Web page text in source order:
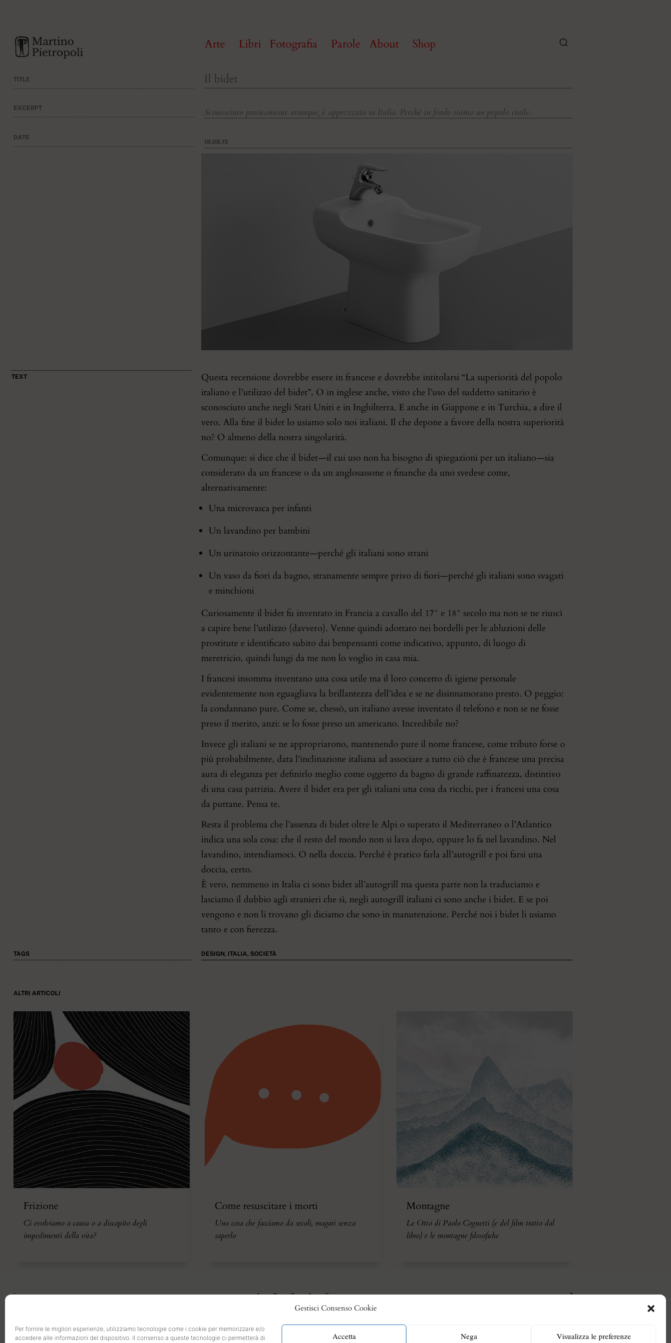
Gestisci Consenso Cookie
Per fornire le migliori esperienze, utilizziamo tecnologie come i cookie per memorizzare e/o
accedere alle informazioni del dispositivo. Il consenso a queste tecnologie ci permetterà di
Accetta Nega Visualizza le preferenze
Arte Libri Fotografia Parole About Shop
TITLE Il bidet
EXCERPT Sconosciuto praticamente ovunque, è apprezzato in Italia. Perché in fondo siamo un popolo civile.
DATE
19.08.15
TEXT
Questa recensione dovrebbe essere in francese e dovrebbe intitolarsi “La superiorità del popolo
italiano e l’utilizzo del bidet”. O in inglese anche, visto che l’uso del suddetto sanitario è
sconosciuto anche negli Stati Uniti e in Inghilterra. E anche in Giappone e in Turchia, a dire il
vero. Alla fine il bidet lo usiamo solo noi italiani. Il che depone a favore della nostra superiorità
no? O almeno della nostra singolarità.
Comunque: si dice che il bidet — il cui uso non ha bisogno di spiegazioni per un italiano — sia
considerato da un francese o da un anglosassone o finanche da uno svedese come,
alternativamente:
Una microvasca per infanti
Un lavandino per bambini
Un urinatoio orizzontante — perché gli italiani sono strani
Un vaso da fiori da bagno, stranamente sempre privo di fiori — perché gli italiani sono svagati
e minchioni
Curiosamente il bidet fu inventato in Francia a cavallo del 17° e 18° secolo ma non se ne riuscì
a capire bene l’utilizzo (davvero). Venne quindi adottato nei bordelli per le abluzioni delle
prostitute e identificato subito dai benpensanti come indicativo, appunto, di luogo di
meretricio, quindi lungi da me non lo voglio in casa mia.
I francesi insomma inventano una cosa utile ma il loro concetto di igiene personale
evidentemente non eguagliava la brillantezza dell’idea e se ne disinnamorano presto. O peggio:
la condannano pure. Come se, chessò, un italiano avesse inventato il telefono e non se ne fosse
preso il merito, anzi: se lo fosse preso un americano. Incredibile no?
Invece gli italiani se ne appropriarono, mantenendo pure il nome francese, come tributo forse o
più probabilmente, data l’inclinazione italiana ad associare a tutto ciò che è francese una precisa
aura di eleganza per definirlo meglio come oggetto da bagno di grande raffinatezza, distintivo
di una casa patrizia. Avere il bidet era per gli italiani una cosa da ricchi, per i francesi una cosa
da puttane. Pensa te.
Resta il problema che l’assenza di bidet oltre le Alpi o superato il Mediterraneo o l’Atlantico
indica una sola cosa: che il resto del mondo non si lava dopo, oppure lo fa nel lavandino. Nel
lavandino, intendiamoci. O nella doccia. Perché è pratico farla all’autogrill e poi farsi una
doccia, certo.
È vero, nemmeno in Italia ci sono bidet all’autogrill ma questa parte non la traduciamo e
lasciamo il dubbio agli stranieri che sì, negli autogrill italiani ci sono anche i bidet. E se poi
vengono e non li trovano gli diciamo che sono in manutenzione. Perché noi i bidet li usiamo
tanto e con fierezza.
TAGS DESIGN, ITALIA, SOCIETÀ
ALTRI ARTICOLI
Frizione
Ci evolviamo a causa o a discapito degli
impedimenti della vita?
Come resuscitare i morti
Una cosa che facciamo da secoli, magari senza
saperlo
Montagne
Le Otto di Paolo Cognetti (e del film tratto dal
libro) e le montagne filosofiche
1 2 3 4 5